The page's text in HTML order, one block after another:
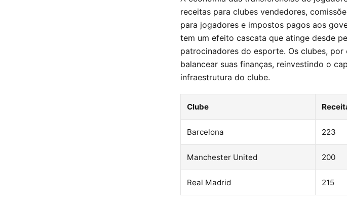
receitas para clubes vendedores,
para jogadores e impostos pagos aos
tem um efeito cascata que atinge desde
patrocinadores do esporte. Os clubes,
balancear suas finanças, reinvestindo o
infraestrutura do clube.
Clube
Barcelona 223
Manchester United 200
Real Madrid 215